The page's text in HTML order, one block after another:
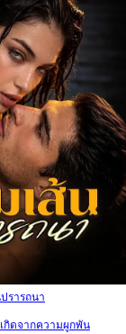
รารถนา
กิดจากความผูกพัน